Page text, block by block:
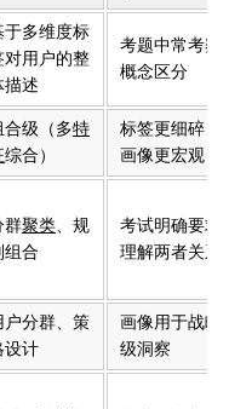
于多维度标
对用户的整
描述
考题中常考察
概念区分
合级（多特
综合）
标签更细碎，
画像更宏观
群聚类、规
组合
考试明确要求
理解两者关系
户分群、策
设计
画像用于战略
级洞察